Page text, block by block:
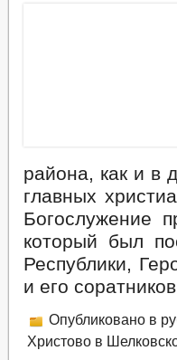
района, как и в
главных
Богослужение
который был
Республики,
и его
Опубликовано в
Христово в